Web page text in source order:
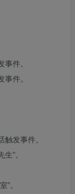
件。
件。
发事件。
”。
。